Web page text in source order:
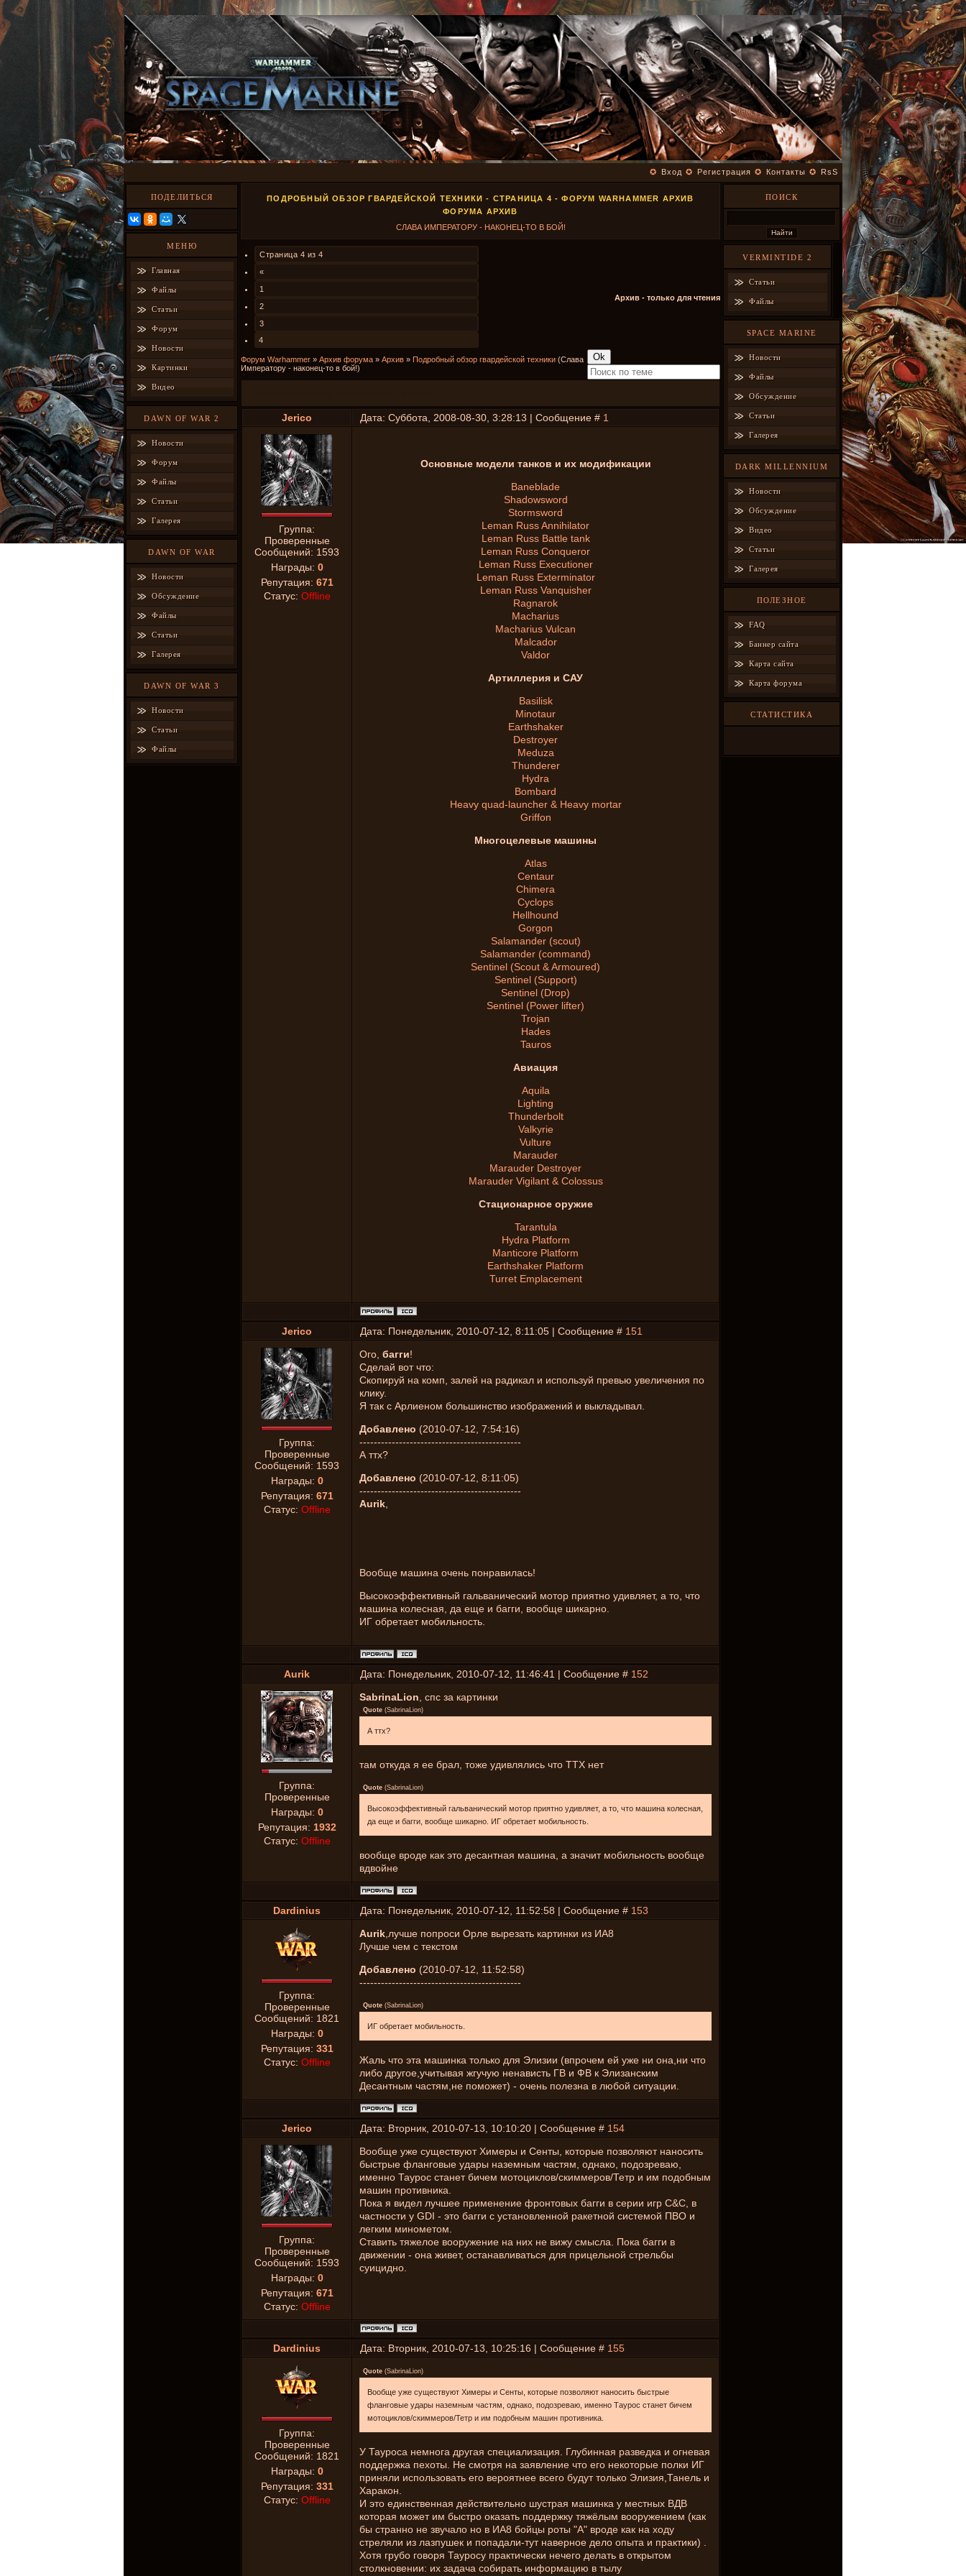
✪ Вход ✪ Регистрация ✪ Контакты ✪ RsS
ПОДЕЛИТЬСЯ
МЕНЮ
Главная
Файлы
Статьи
Форум
Новости
Картинки
Видео
DAWN OF WAR 2
Новости
Форум
Файлы
Статьи
Галерея
DAWN OF WAR
Новости
Обсуждение
Файлы
Статьи
Галерея
DAWN OF WAR 3
Новости
Статьи
Файлы
ПОДРОБНЫЙ ОБЗОР ГВАРДЕЙСКОЙ ТЕХНИКИ - СТРАНИЦА 4 - ФОРУМ WARHAMMER АРХИВ
ФОРУМА АРХИВ
СЛАВА ИМПЕРАТОРУ - НАКОНЕЦ-ТО В БОЙ!
Страница 4 из 4
«
1
2
3
4
Архив - только для чтения
Форум Warhammer » Архив форума » Архив » Подробный обзор гвардейской техники (Слава
Императору - наконец-то в бой!)
Jerico Дата: Суббота, 2008-08-30, 3:28:13 | Сообщение # 1
Группа:
Проверенные
Сообщений: 1593
Награды: 0
Репутация: 671
Статус: Offline
Основные модели танков и их модификации
Baneblade
Shadowsword
Stormsword
Leman Russ Annihilator
Leman Russ Battle tank
Leman Russ Conqueror
Leman Russ Executioner
Leman Russ Exterminator
Leman Russ Vanquisher
Ragnarok
Macharius
Macharius Vulcan
Malcador
Valdor
Артиллерия и САУ
Basilisk
Minotaur
Earthshaker
Destroyer
Meduza
Thunderer
Hydra
Bombard
Heavy quad-launcher & Heavy mortar
Griffon
Многоцелевые машины
Atlas
Centaur
Chimera
Cyclops
Hellhound
Gorgon
Salamander (scout)
Salamander (command)
Sentinel (Scout & Armoured)
Sentinel (Support)
Sentinel (Drop)
Sentinel (Power lifter)
Trojan
Hades
Tauros
Авиация
Aquila
Lighting
Thunderbolt
Valkyrie
Vulture
Marauder
Marauder Destroyer
Marauder Vigilant & Colossus
Стационарное оружие
Tarantula
Hydra Platform
Manticore Platform
Earthshaker Platform
Turret Emplacement
Jerico Дата: Понедельник, 2010-07-12, 8:11:05 | Сообщение # 151
Группа:
Проверенные
Сообщений: 1593
Награды: 0
Репутация: 671
Статус: Offline
Ого, багги!
Сделай вот что:
Скопируй на комп, залей на радикал и используй превью увеличения по
клику.
Я так с Арлиеном большинство изображений и выкладывал.
Добавлено (2010-07-12, 7:54:16)
---------------------------------------------
А ттх?
Добавлено (2010-07-12, 8:11:05)
---------------------------------------------
Aurik
Вообще машина очень понравилась!
Высокоэффективный гальванический мотор приятно удивляет, а то, что
машина колесная, да еще и багги, вообще шикарно.
ИГ обретает мобильность.
Aurik Дата: Понедельник, 2010-07-12, 11:46:41 | Сообщение # 152
Группа:
Проверенные
Награды: 0
Репутация: 1932
Статус: Offline
SabrinaLion , спс за картинки
Quote (SabrinaLion)
А ттх?
там откуда я ее брал, тоже удивлялись что ТТХ нет
Quote (SabrinaLion)
Высокоэффективный гальванический мотор приятно удивляет, а то, что машина колесная,
да еще и багги, вообще шикарно. ИГ обретает мобильность.
вообще вроде как это десантная машина, а значит мобильность вообще
вдвойне
Dardinius Дата: Понедельник, 2010-07-12, 11:52:58 | Сообщение # 153
Группа:
Проверенные
Сообщений: 1821
Награды: 0
Репутация: 331
Статус: Offline
Aurik ,лучше попроси Орле вырезать картинки из ИА8
Лучше чем с текстом
Добавлено (2010-07-12, 11:52:58)
---------------------------------------------
Quote (SabrinaLion)
ИГ обретает мобильность.
Жаль что эта машинка только для Элизии (впрочем ей уже ни она,ни что
либо другое,учитывая жгучую ненависть ГВ и ФВ к Элизанским
Десантным частям,не поможет) - очень полезна в любой ситуации.
Jerico Дата: Вторник, 2010-07-13, 10:10:20 | Сообщение # 154
Группа:
Проверенные
Сообщений: 1593
Награды: 0
Репутация: 671
Статус: Offline
Вообще уже существуют Химеры и Сенты, которые позволяют наносить
быстрые фланговые удары наземным частям, однако, подозреваю,
именно Таурос станет бичем мотоциклов/скиммеров/Тетр и им подобным
машин противника.
Пока я видел лучшее применение фронтовых багги в серии игр C&C, в
частности у GDI - это багги с установленной ракетной системой ПВО и
легким минометом.
Ставить тяжелое вооружение на них не вижу смысла. Пока багги в
движении - она живет, останавливаться для прицельной стрельбы
суицидно.
Dardinius Дата: Вторник, 2010-07-13, 10:25:16 | Сообщение # 155
Группа:
Проверенные
Сообщений: 1821
Награды: 0
Репутация: 331
Статус: Offline
Quote (SabrinaLion)
Вообще уже существуют Химеры и Сенты, которые позволяют наносить быстрые
фланговые удары наземным частям, однако, подозреваю, именно Таурос станет бичем
мотоциклов/скиммеров/Тетр и им подобным машин противника.
У Тауроса немнога другая специализация. Глубинная разведка и огневая
поддержка пехоты. Не смотря на заявление что его некоторые полки ИГ
приняли использовать его вероятнее всего будут только Элизия,Танель и
Харакон.
И это единственная действительно шустрая машинка у местных ВДВ
которая может им быстро оказать поддержку тяжёлым вооружением (как
бы странно не звучало но в ИА8 бойцы роты "А" вроде как на ходу
стреляли из лазпушек и попадали-тут наверное дело опыта и практики) .
Хотя грубо говоря Тауросу практически нечего делать в открытом
столкновении: их задача собирать информацию в тылу
ПОИСК
VERMINTIDE 2
Статьи
Файлы
SPACE MARINE
Новости
Файлы
Обсуждение
Статьи
Галерея
DARK MILLENNIUM
Новости
Обсуждение
Видео
Статьи
Галерея
ПОЛЕЗНОЕ
FAQ
Баннер сайта
Карта сайта
Карта форума
СТАТИСТИКА